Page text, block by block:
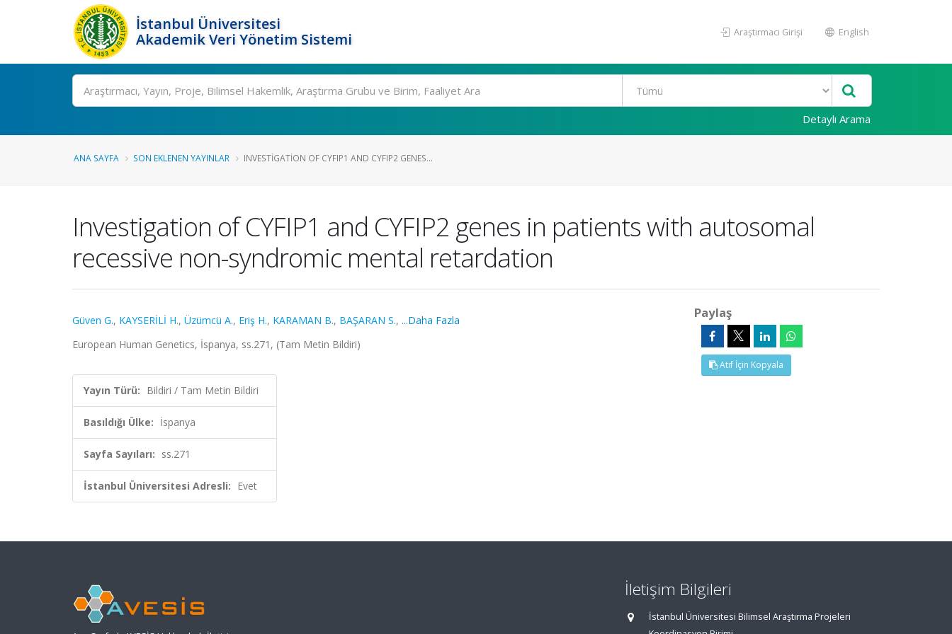
İstanbul Üniversitesi
Akademik Veri Yönetim Sistemi
Araştırmacı Girişi English
Ara
Detaylı Arama
ANA SAYFA SON EKLENEN YAYINLAR INVESTIGATION OF CYFIP1 AND CYFIP2 GENES...
Investigation of CYFIP1 and CYFIP2 genes in patients with autosomal
recessive non-syndromic mental retardation
Güven G., KAYSERİLİ H., Üzümcü A., Eriş H., KARAMAN B., BAŞARAN S., ...Daha Fazla
European Human Genetics, İspanya, ss.271, (Tam Metin Bildiri)
Yayın Türü: Bildiri / Tam Metin Bildiri
Basıldığı Ülke: İspanya
Sayfa Sayıları: ss.271
İstanbul Üniversitesi Adresli: Evet
Paylaş
Atıf İçin Kopyala
İletişim Bilgileri
İstanbul Üniversitesi Bilimsel Araştırma Projeleri